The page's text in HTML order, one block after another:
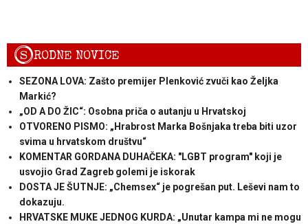
SRODNE NOVICE
SEZONA LOVA: Zašto premijer Plenković zvuči kao Željka
Markić?
„OD A DO ŽIC“: Osobna priča o autanju u Hrvatskoj
OTVORENO PISMO: „Hrabrost Marka Bošnjaka treba biti uzor
svima u hrvatskom društvu“
KOMENTAR GORDANA DUHAČEKA: "LGBT program" koji je
usvojio Grad Zagreb golemi je iskorak
DOSTA JE ŠUTNJE: „Chemsex“ je pogrešan put. Leševi nam to
dokazuju.
HRVATSKE MUKE JEDNOG KURDA: „Unutar kampa mi ne mogu